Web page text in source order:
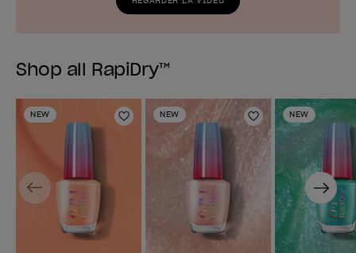
Shop all RapiDry™
NEW
Ajouter à la liste de souhaits
NEW
Ajouter à la
NEW
Previous Next